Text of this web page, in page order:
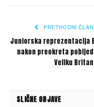
PRETHODNI
Juniorska reprezentacija
nakon preokreta
Veliku
SLIČNE OBJAVE